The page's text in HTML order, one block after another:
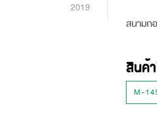
2019
สนามก
สินค้
M-